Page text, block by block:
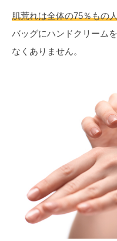
肌荒れは全体の75％もの
バッグにハンドクリーム
なくありません。